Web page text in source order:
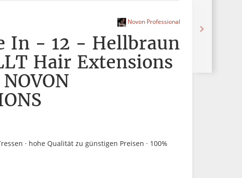
Novon Professional
In - 12 - Hellbraun
Hair Extensions
· hohe Qualität zu günstigen Preisen · 100%